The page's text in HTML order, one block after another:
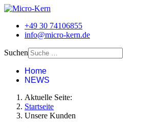
+49 30 74106855
info@micro-kern.de
Suchen
Home
NEWS
Aktuelle Seite:
Startseite
Unsere Kunden